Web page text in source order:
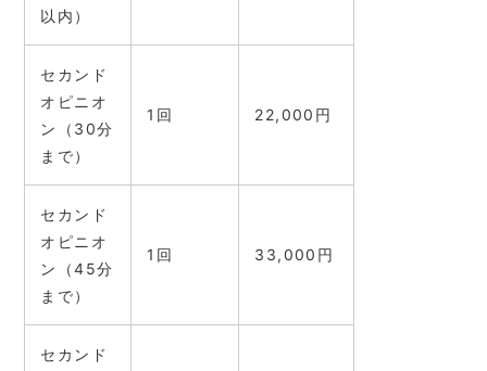
以内）
セカンド
オピニオ
ン（30分
まで）
1回 22,000円
セカンド
オピニオ
ン（45分
まで）
1回 33,000円
セカンド